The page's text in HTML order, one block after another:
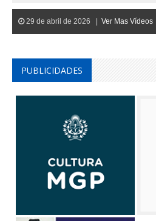
29 de abril de 2026 | Ver Mas Vídeos
PUBLICIDADES